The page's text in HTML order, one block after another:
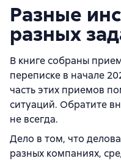
Разные
разных
В книге собраны
переписке в начале
часть этих приемов
ситуаций. Обратите
не всегда.
Дело в том, что
разных компаниях,